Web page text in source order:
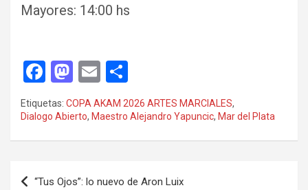
Mayores: 14:00 hs
F
a
ce
b
o
M
a
st
o
o
E
m
ail
o
m
p
tir
Etiquetas: COPA AKAM 2026 ARTES MARCIALES,
Dialogo Abierto, Maestro Alejandro Yapuncic, Mar del Plata
Navegación
“Tus Ojos”: lo nuevo de Aron Luix